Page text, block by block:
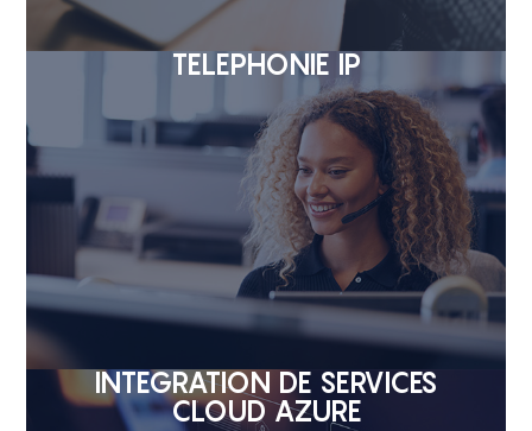
TÉLÉPHONIE IP
INTÉGRATION DE SERVICES
CLOUD AZURE